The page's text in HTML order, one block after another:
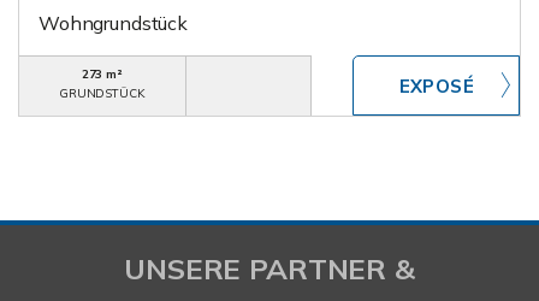
Wohngrundstück
273 m²
GRUNDSTÜCK
UNSERE PARTNER &